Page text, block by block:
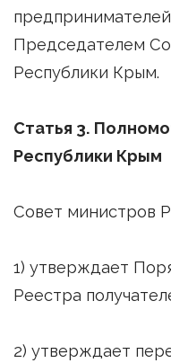
Председателем
Республики Крым.
Статья 3.
Республики Крым
Совет министров
1) утверждает
Реестра
2) утверждает